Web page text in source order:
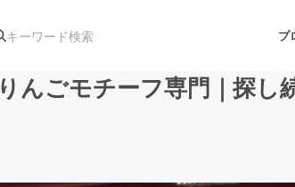
プ
りんごモチーフ専門｜探し